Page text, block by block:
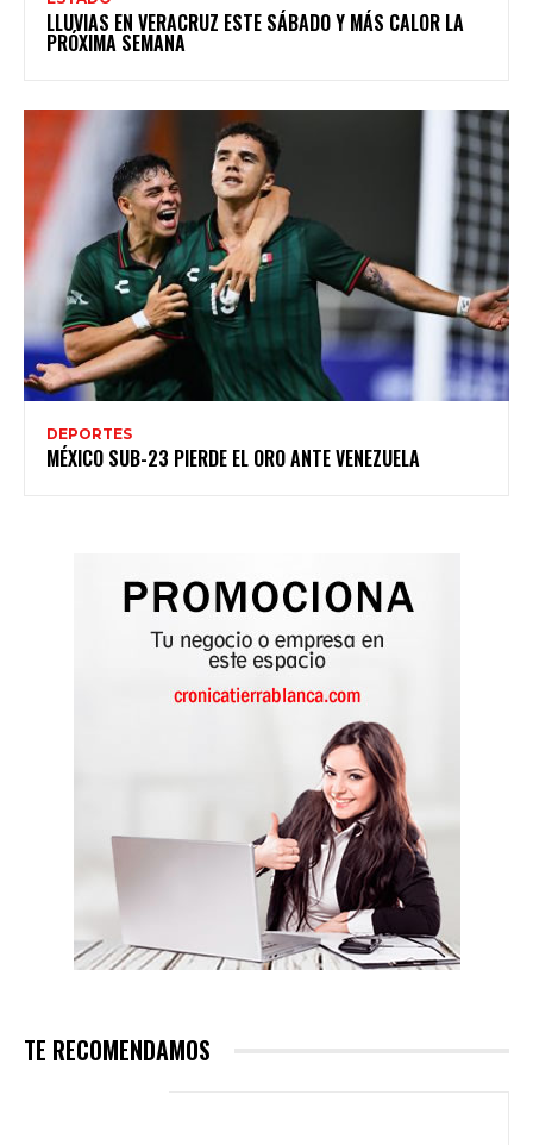
LLUVIAS EN VERACRUZ ESTE SÁBADO Y MÁS CALOR LA
PRÓXIMA SEMANA
DEPORTES
MÉXICO SUB-23 PIERDE EL ORO ANTE VENEZUELA
TE RECOMENDAMOS